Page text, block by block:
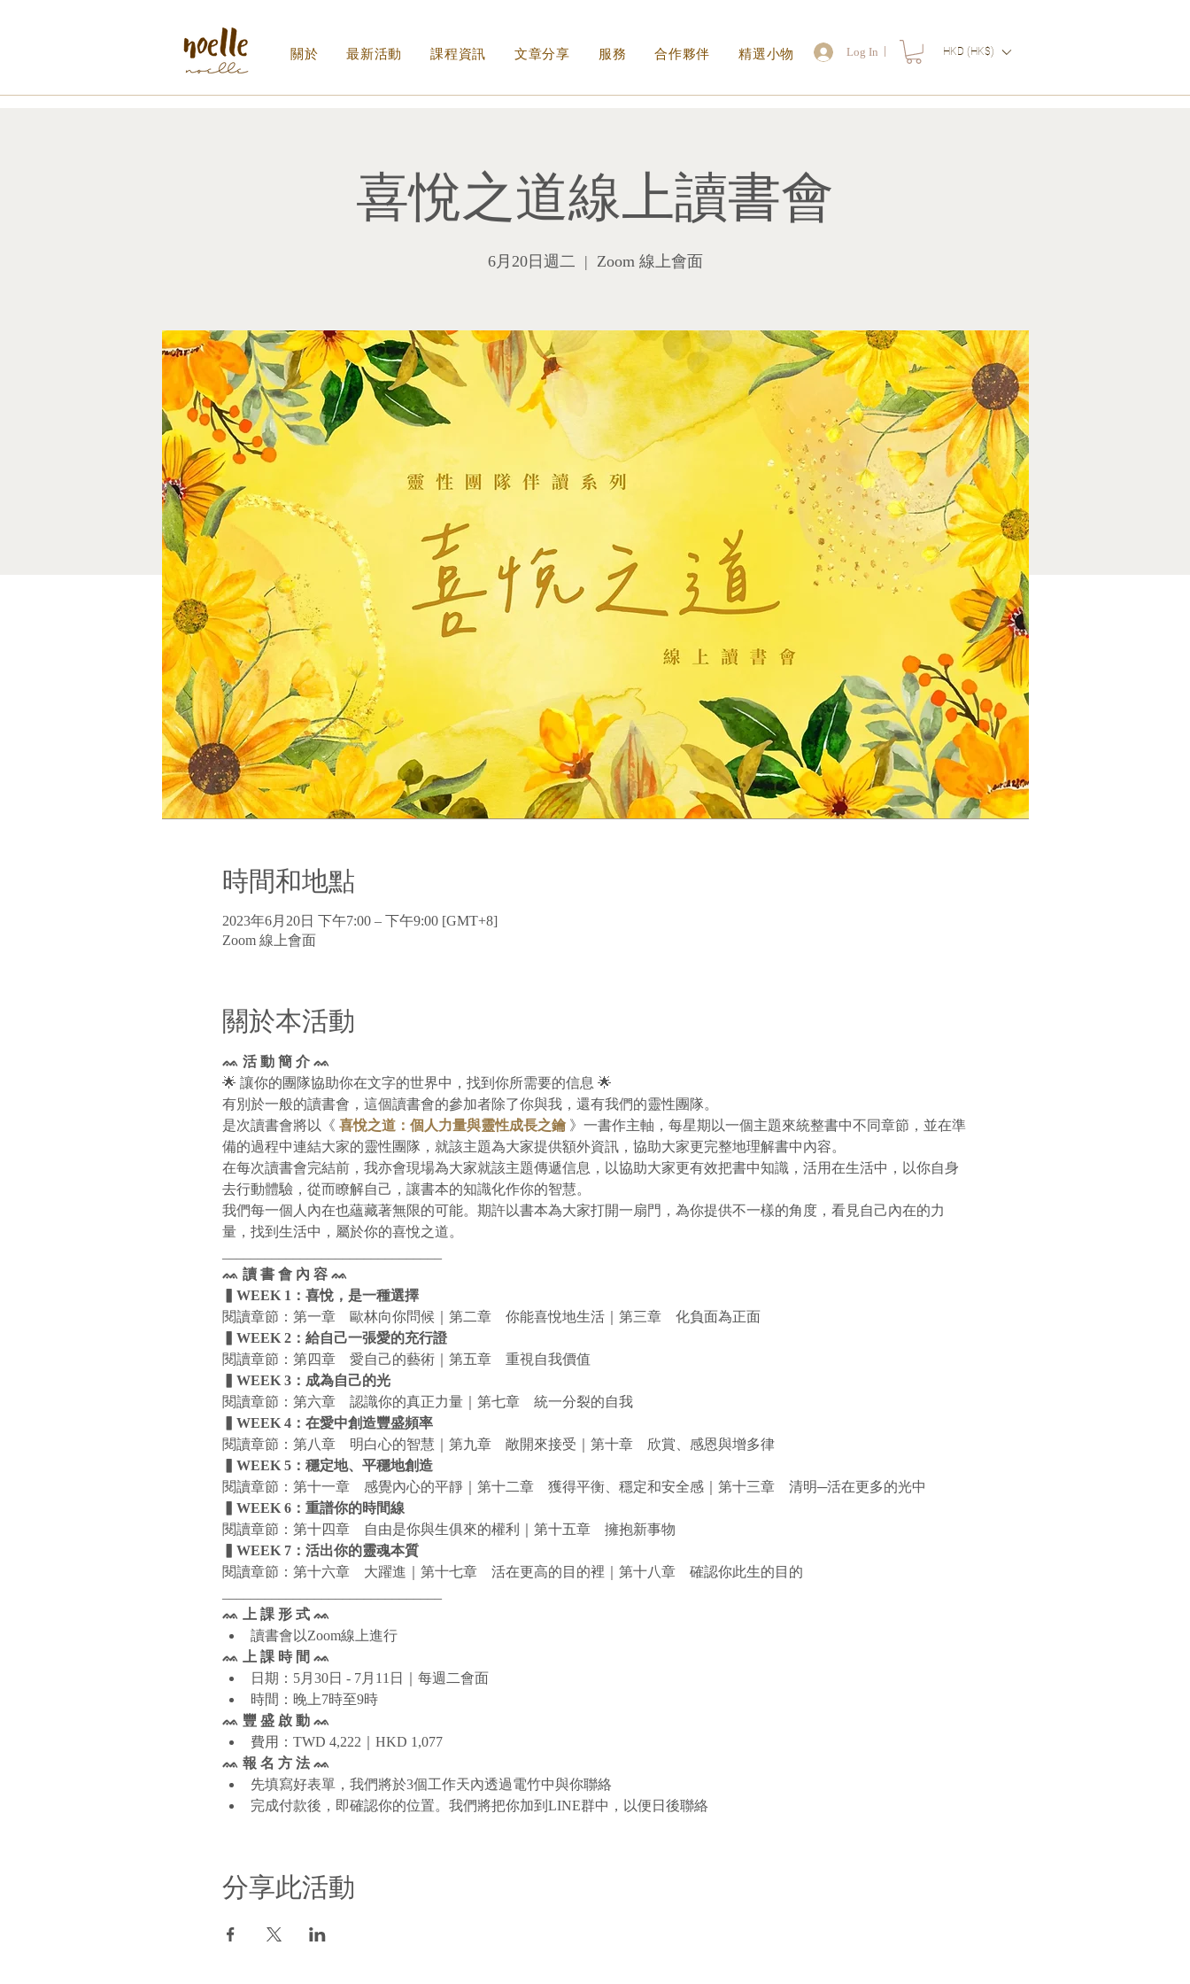
關於 最新活動 課程資訊 文章分享 服務 合作夥伴 精選小物 Log In HKD (HK$)
喜悅之道線上讀書會
6月20日週二
  |
Zoom 線上會面
時間和地點
2023年6月20日 下午7:00 – 下午9:00 [GMT+8]
Zoom 線上會面
關於本活動
ᨐ 活 動 簡 介 ᨐ
🌟 讓你的團隊協助你在文字的世界中，找到你所需要的信息 🌟
有別於一般的讀書會，這個讀書會的參加者除了你與我，還有我們的靈性團隊。
是次讀書會將以《 喜悅之道：個人力量與靈性成長之鑰 》一書作主軸，每星期以一個主題來統整書中不同章節，並在準
備的過程中連結大家的靈性團隊，就該主題為大家提供額外資訊，協助大家更完整地理解書中內容。
在每次讀書會完結前，我亦會現場為大家就該主題傳遞信息，以協助大家更有效把書中知識，活用在生活中，以你自身
去行動體驗，從而瞭解自己，讓書本的知識化作你的智慧。
我們每一個人內在也蘊藏著無限的可能。期許以書本為大家打開一扇門，為你提供不一樣的角度，看見自己內在的力
量，找到生活中，屬於你的喜悅之道。
ᨐ 讀 書 會 內 容 ᨐ
▍WEEK 1：喜悅，是一種選擇
閱讀章節：第一章　歐林向你問候｜第二章　你能喜悅地生活｜第三章　化負面為正面
▍WEEK 2：給自己一張愛的充行證
閱讀章節：第四章　愛自己的藝術｜第五章　重視自我價值
▍WEEK 3：成為自己的光
閱讀章節：第六章　認識你的真正力量｜第七章　統一分裂的自我
▍WEEK 4：在愛中創造豐盛頻率
閱讀章節：第八章　明白心的智慧｜第九章　敞開來接受｜第十章　欣賞、感恩與增多律
▍WEEK 5：穩定地、平穩地創造
閱讀章節：第十一章　感覺內心的平靜｜第十二章　獲得平衡、穩定和安全感｜第十三章　清明─活在更多的光中
▍WEEK 6：重譜你的時間線
閱讀章節：第十四章　自由是你與生俱來的權利｜第十五章　擁抱新事物
▍WEEK 7：活出你的靈魂本質
閱讀章節：第十六章　大躍進｜第十七章　活在更高的目的裡｜第十八章　確認你此生的目的
ᨐ 上 課 形 式 ᨐ
讀書會以Zoom線上進行
ᨐ 上 課 時 間 ᨐ
日期：5月30日 - 7月11日｜每週二會面
時間：晚上7時至9時
ᨐ 豐 盛 啟 動 ᨐ
費用：TWD 4,222｜HKD 1,077
ᨐ 報 名 方 法 ᨐ
先填寫好表單，我們將於3個工作天內透過電竹中與你聯絡
完成付款後，即確認你的位置。我們將把你加到LINE群中，以便日後聯絡
分享此活動